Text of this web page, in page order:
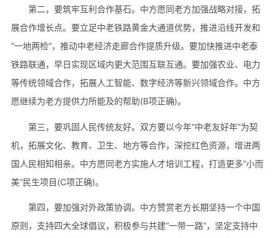
第二，要筑牢互利合作基石。中方愿同老方加强战略对接，拓
展合作增长点。要立足中老铁路黄金大通道优势，推进沿线开发和
“一地两检”，推动中老经济走廊合作提质升级。要加快推进中老泰
铁路联通，早日实现区域内更大范围互联互通。要加强农业、电力
等传统领域合作，拓展人工智能、数字经济等新兴领域合作。中方
愿继续为老方提供力所能及的帮助(B项正确)。
第三，要巩固人民传统友好。双方要以今年“中老友好年”为契
机，拓展文化、教育、卫生、地方等合作，深挖红色资源，增进两
国人民相知相亲。中方愿同老方实施人才培训工程，打造更多“小而
美”民生项目(C项正确)。
第四，要加强对外政策协调。中方赞赏老方长期坚持一个中国
原则，支持四大全球倡议，积极参与共建“一带一路”，坚定支持中